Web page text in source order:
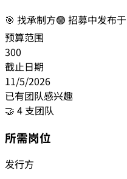
🎯 找承制方🟢 招募中发布于
预算范围
300
截止日期
11/5/2026
已有团队感兴趣
🤝 4 支团队
所需岗位
发行方